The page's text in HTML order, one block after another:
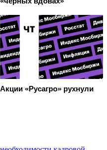
Акции «Русагро» рухнули